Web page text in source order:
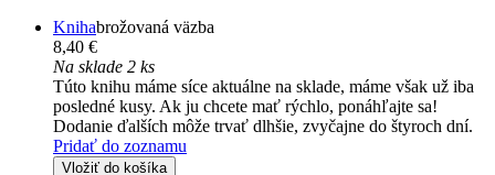
Knihabrožovaná väzba
8,40 €
Na sklade 2 ks
Túto knihu máme síce aktuálne na sklade, máme však už iba
posledné kusy. Ak ju chcete mať rýchlo, ponáhľajte sa!
Dodanie ďalších môže trvať dlhšie, zvyčajne do štyroch dní.
Pridať do zoznamu
Vložiť do košíka